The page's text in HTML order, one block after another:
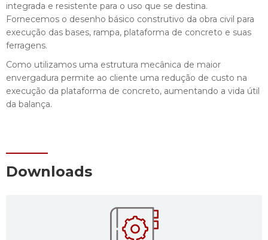
integrada e resistente para o uso que se destina.
Fornecemos o desenho básico construtivo da obra civil para
execução das bases, rampa, plataforma de concreto e suas
ferragens.
Como utilizamos uma estrutura mecânica de maior
envergadura permite ao cliente uma redução de custo na
execução da plataforma de concreto, aumentando a vida útil
da balança.
Downloads